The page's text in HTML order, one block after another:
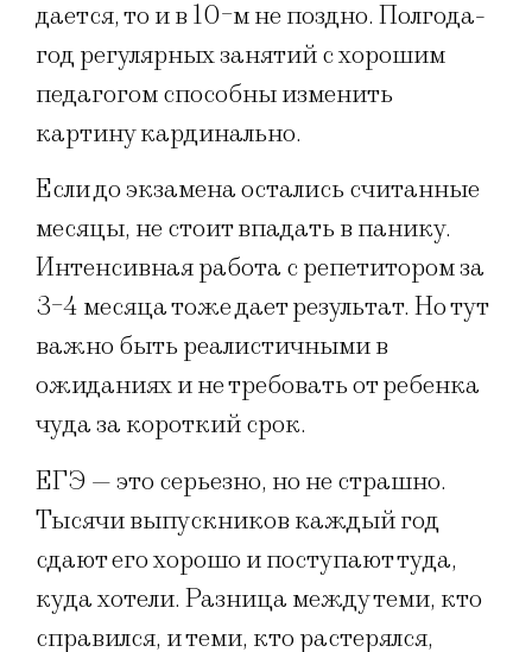
дается, то и в 10-м не поздно. Полгода-
год регулярных занятий с хорошим
педагогом способны изменить
картину кардинально.
Если до экзамена остались считанные
месяцы, не стоит впадать в панику.
Интенсивная работа с репетитором за
3-4 месяца тоже дает результат. Но тут
важно быть реалистичными в
ожиданиях и не требовать от ребенка
чуда за короткий срок.
ЕГЭ — это серьезно, но не страшно.
Тысячи выпускников каждый год
сдают его хорошо и поступают туда,
куда хотели. Разница между теми, кто
справился, и теми, кто растерялся,